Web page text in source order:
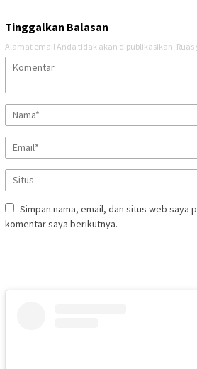
Tinggalkan Balasan
Alamat email Anda tidak akan dipublikasikan.
Simpan nama, email, dan situs web saya
komentar saya berikutnya.